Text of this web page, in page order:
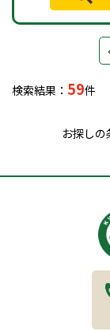
検索結果： 59件
お探しの